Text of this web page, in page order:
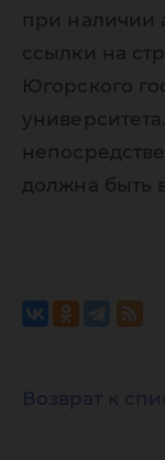
при наличии
ссылки на
Югорского
должна быть
Возврат к